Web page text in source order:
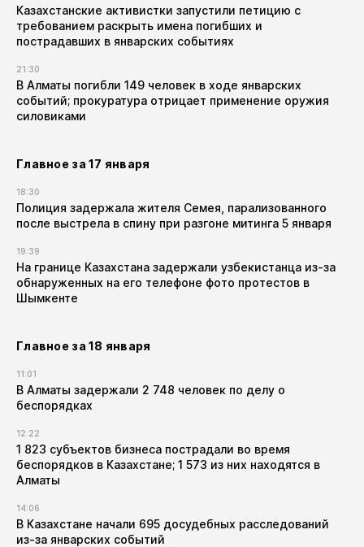
Казахстанские активистки запустили петицию с
требованием раскрыть имена погибших и
пострадавших в январских событиях
21:30
В Алматы погибли 149 человек в ходе январских
событий; прокуратура отрицает применение оружия
силовиками
Главное за 17 января
18:30
Полиция задержала жителя Семея, парализованного
после выстрела в спину при разгоне митинга 5 января
19:39
На границе Казахстана задержали узбекистанца из-за
обнаруженных на его телефоне фото протестов в
Шымкенте
Главное за 18 января
11:01
В Алматы задержали 2 748 человек по делу о
беспорядках
12:22
1 823 субъектов бизнеса пострадали во время
беспорядков в Казахстане; 1 573 из них находятся в
Алматы
14:06
В Казахстане начали 695 досудебных расследований
из-за январских событий